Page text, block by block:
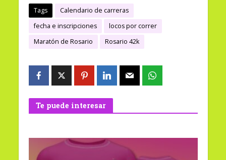
Tags
Calendario de carreras
fecha e inscripciones
locos por correr
Maratón de Rosario
Rosario 42k
Te puede interesar